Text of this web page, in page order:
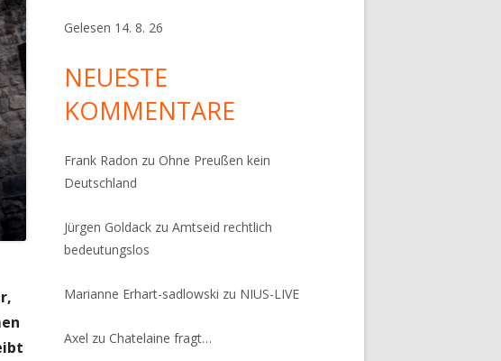
Gelesen 14. 8. 26
NEUESTE
KOMMENTARE
Frank Radon zuOhne Preußen kein
Deutschland
Jürgen Goldack zuAmtseid rechtlich
bedeutungslos
Marianne Erhart-sadlowski zu NIUS-LIVE
Axel zuChatelaine fragt…